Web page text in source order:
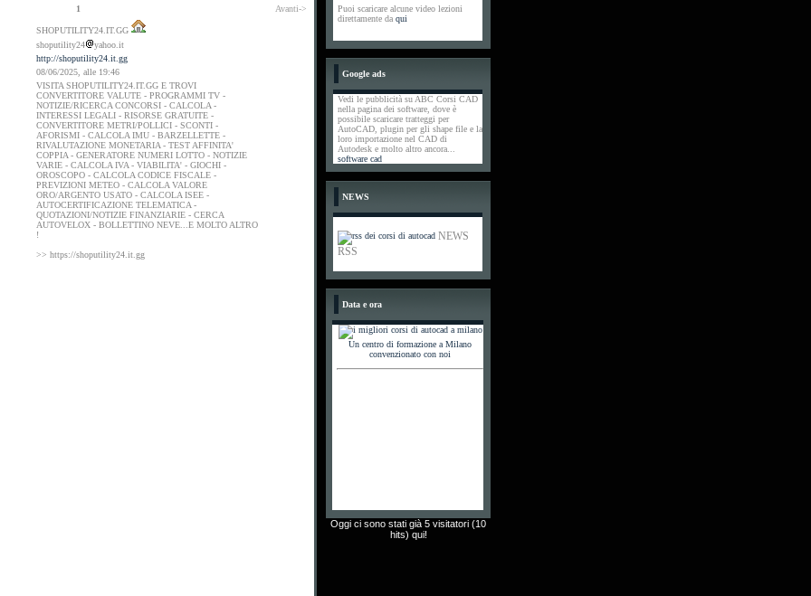
1
Avanti->
SHOPUTILITY24.IT.GG
shoputility24
yahoo.it
http://shoputility24.it.gg
08/06/2025, alle 19:46
VISITA SHOPUTILITY24.IT.GG E TROVI
CONVERTITORE VALUTE - PROGRAMMI TV -
NOTIZIE/RICERCA CONCORSI - CALCOLA -
INTERESSI LEGALI - RISORSE GRATUITE -
CONVERTITORE METRI/POLLICI - SCONTI -
AFORISMI - CALCOLA IMU - BARZELLETTE -
RIVALUTAZIONE MONETARIA - TEST AFFINITA'
COPPIA - GENERATORE NUMERI LOTTO - NOTIZIE
VARIE - CALCOLA IVA - VIABILITA' - GIOCHI -
OROSCOPO - CALCOLA CODICE FISCALE -
PREVIZIONI METEO - CALCOLA VALORE
ORO/ARGENTO USATO - CALCOLA ISEE -
AUTOCERTIFICAZIONE TELEMATICA -
QUOTAZIONI/NOTIZIE FINANZIARIE - CERCA
AUTOVELOX - BOLLETTINO NEVE...E MOLTO ALTRO
!
>> https://shoputility24.it.gg
Puoi scaricare alcune video lezioni
direttamente da qui
Google ads
Vedi le pubblicità su ABC Corsi CAD
nella pagina dei software, dove è
possibile scaricare tratteggi per
AutoCAD, plugin per gli shape file e la
loro importazione nel CAD di
Autodesk e molto altro ancora...
software cad
NEWS
NEWS
RSS
Data e ora
Un centro di formazione a Milano
convenzionato con noi
Oggi ci sono stati già 5 visitatori (10
hits) qui!